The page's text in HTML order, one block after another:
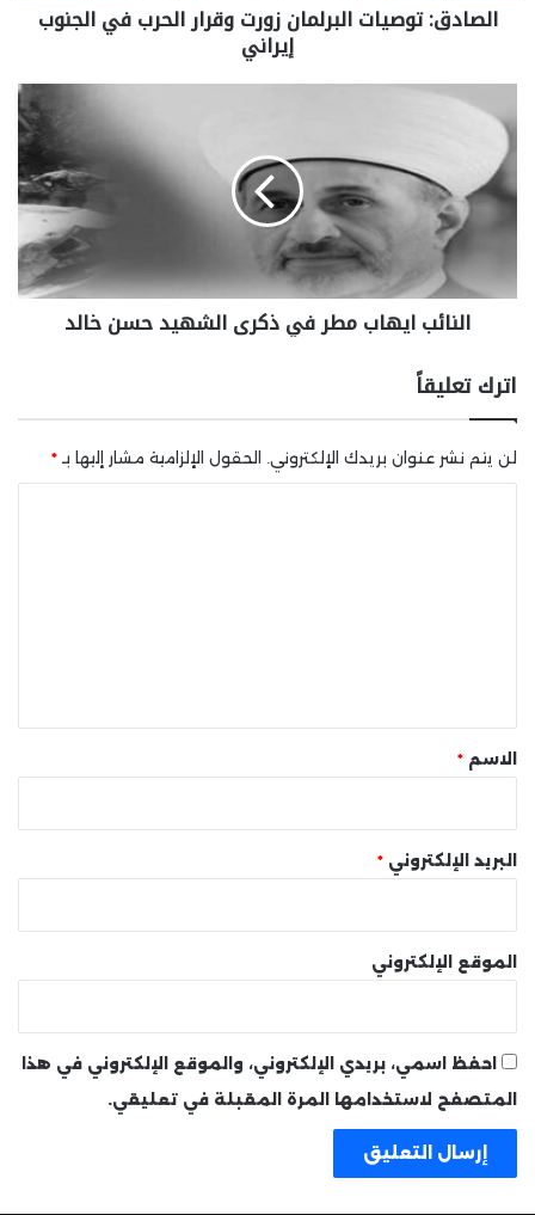
الصادق: توصيات البرلمان زورت وقرار الحرب في الجنوب
إيراني
النائب ايهاب مطر في ذكرى الشهيد حسن خالد
اترك تعليقاً
لن يتم نشر عنوان بريدك الإلكتروني. الحقول الإلزامية مشار إليها بـ*
* الاسم *
البريد الإلكتروني *
الموقع الإلكتروني
احفظ اسمي، بريدي الإلكتروني، والموقع الإلكتروني في هذا
المتصفح لاستخدامها المرة المقبلة في تعليقي.